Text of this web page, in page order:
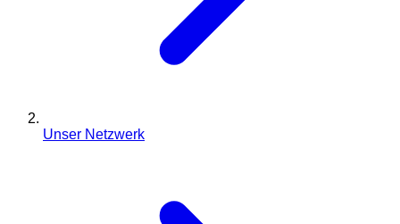
Unser Netzwerk